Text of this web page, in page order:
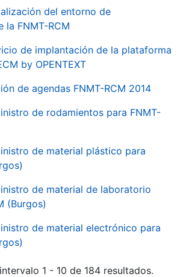
del entorno de
la FNMT-RCM
de implantación de la plataforma
by OPENTEXT
de agendas FNMT-RCM 2014
de rodamientos para FNMT-
de material plástico para
de material de laboratorio
(Burgos)
de material electrónico para
1 - 10 de 184 resultados.